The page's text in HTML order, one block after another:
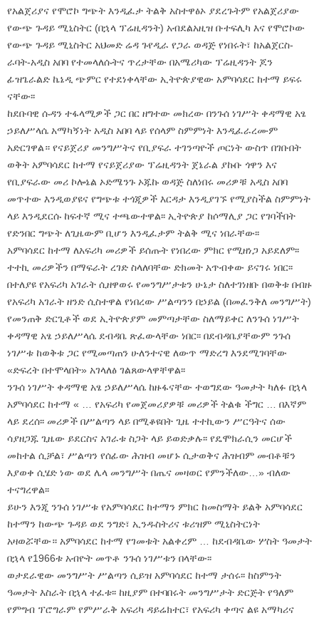
የአልጀሪያና የሞሮኮ ግጭት እንዲፈታ ትልቅ አስተዋፅኦ ያደረጉትም የአልጀሪያው
የውጭ ጉዳይ ሚኒስትር (በኋላ ፕሬዚዳንት) አብደልአዚዝ ቡተፍሊካ እና የሞሮኮው
የውጭ ጉዳይ ሚኒስትር አህመድ ሬዳ ጉየዲራ የጋራ ወዳጅ የነበሩት፣ ከአልጀርስ-
ራባት-አዲስ አበባ የተመላለሱትና ጥረታቸው በአሜሪካው ፕሬዚዳንት ጆን
ፊዝጌራልድ ኬኔዲ ጭምር የተደነቀላቸው ኢትዮጵያዊው አምባሳደር ከተማ ይፍሩ
ናቸው፡፡
ከደቡባዊ ሱዳን ተፋላሚዎች ጋር በር ዘግተው መክረው በንጉሰ ነገሥት ቀዳማዊ አፄ
ኃይለሥላሴ አማካኝነት አዲስ አበባ ላይ የሰላም ስምምነት እንዲፈራረሙም
አድርገዋል። የናይጀሪያ መንግሥትና የቢያፍራ ተገንጣዮች ጦርነት ውስጥ በገቡበት
ወቅት አምባሳደር ከተማ የናይጀሪያው ፕሬዚዳንት ጀኔራል ያኩቡ ጎዋን እና
የቢያፍራው መሪ ኮሎኔል ኦድሜንጉ ኦጁኩ ወዳጅ ስለነበሩ መሪዎቹ አዲስ አበባ
መጥተው እንዲወያዩና የግጭቱ ተጎጂዎች እርዳታ እንዲያገኙ የሚያስችል ስምምነት
ላይ እንዲደርሱ ከፍተኛ ሚና ተጫውተዋል፡፡ ኢትዮጵያ ከሶማሊያ ጋር የገባችበት
የድንበር ግጭት ለጊዜውም ቢሆን እንዲፈታም ትልቅ ሚና ነበራቸው፡፡
አምባሳደር ከተማ ለአፍሪካ መሪዎች ይሰጡት የነበረው ምክር የሚዘነጋ አይደለም፡፡
ተተኪ መሪዎችን በማፍራት ረገድ ስላለባቸው ድክመት አጥብቀው ይናገሩ ነበር፡፡
በተለያዩ የአፍሪካ አገራት ሲዘዋወሩ የመንግሥታቱን ሁኔታ ስለተገነዘቡ በወቅቱ በብዙ
የአፍሪካ አገራት ዘንድ ሲስተዋል የነበረው ሥልጣንን በኃይል (በመፈንቅለ መንግሥት)
የመንጠቅ ድርጊቶች ወደ ኢትዮጵያም መምጣታቸው ስለማይቀር ለንጉሰ ነገሥት
ቀዳማዊ አፄ ኃይለሥላሴ ደብዳቤ ጽፈውላቸው ነበር፡፡ በደብዳቤያቸውም ንጉሰ
ነገሥቱ ከወቅቱ ጋር የሚመጣጠን ሁለንተናዊ ለውጥ ማድረግ እንደሚገባቸው
«ድፍረት በተሞላበት» አገላለፅ ገልጸውላዋቸዋል፡፡
ንጉሰ ነገሥት ቀዳማዊ አፄ ኃይለሥላሴ ከዙፋናቸው ተወግደው ዓመታት ካለፉ በኋላ
አምባሳደር ከተማ « … የአፍሪካ የመጀመሪያዎቹ መሪዎች ትልቁ ችግር … በእኛም
ላይ ደረሰ፡፡ መሪዎች በሥልጣን ላይ በሚቆዩበት ጊዜ ተተኪውን ሥርዓትና ሰው
ሳያዘጋጁ ጊዜው ይደርስና አገራቱ ስጋት ላይ ይወድቃሉ፡፡ የዴሞክራሲን መርሆች
መከተል ሲቻል፣ ሥልጣን የሰፊው ሕዝብ መሆኑ ሲታወቅና ሕዝብም መብቶቹን
እያወቀ ሲሄድ ነው ወደ ሌላ መንግሥት በጤና መዛወር የምንችለው…» ብለው
ተናግረዋል፡፡
ይሁን እንጂ ንጉሰ ነገሥቱ የአምባሳደር ከተማን ምክር ከመስማት ይልቅ አምባሳደር
ከተማን ከውጭ ጉዳይ ወደ ንግድ፣ ኢንዱስትሪና ቱሪዝም ሚኒስትርነት
አዛወሯቸው። አምባሳደር ከተማ የገመቱት አልቀረም … ከደብዳቤው ሦስት ዓመታት
በኋላ የ1966ቱ አብዮት መጥቶ ንጉሰ ነገሥቱን በላቸው፡፡
ወታደራዊው መንግሥት ሥልጣን ሲይዝ አምባሳደር ከተማ ታሰሩ፡፡ ከስምንት
ዓመታት እስራት በኋላ ተፈቱ፡፡ ከዚያም በተባበሩት መንግሥታት ድርጅት የዓለም
የምግብ ፕሮግራም የምሥራቅ አፍሪካ ዳይሬክተር፣ የአፍሪካ ቀጣና ልዩ አማካሪና